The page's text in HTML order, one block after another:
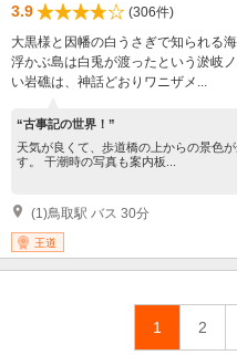
3.9
(306件)
大黒様と因幡の白うさぎで知られる
浮かぶ島は白兎が渡ったという淤岐
い岩礁は、神話どおりワニザメ...
“古事記の世界！”
天気が良くて、歩道橋の上からの景色
す。 干潮時の写真も案内板...
(1)鳥取駅 バス 30分
王道
1 2